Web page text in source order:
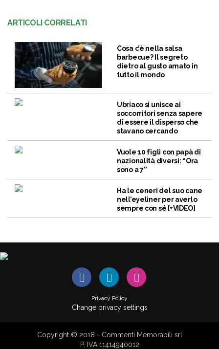
ARTICOLI CORRELATI
Cosa c’è nella salsa
barbecue? Il segreto
dietro al gusto amato in
tutto il mondo
Ubriaco si unisce ai
soccorritori senza sapere
di essere il disperso che
stavano cercando
Vuole 10 figli con papà di
nazionalità diversi: “Ora
sono a 7”
Ha le ceneri del suo cane
nell’eyeliner per averlo
sempre con sé [+VIDEO]
Privacy Policy
Change privacy settings
Copyright © 2018 - Commenti Memorabili srl
P. IVA 11414940012